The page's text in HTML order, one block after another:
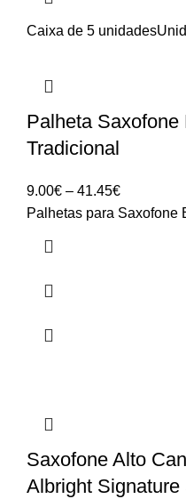
Caixa de 5 unidades
Palheta Saxofone
Tradicional
9.00€ – 41.45€Price
range:
Palhetas para Saxofone
Saxofone Alto
Albright